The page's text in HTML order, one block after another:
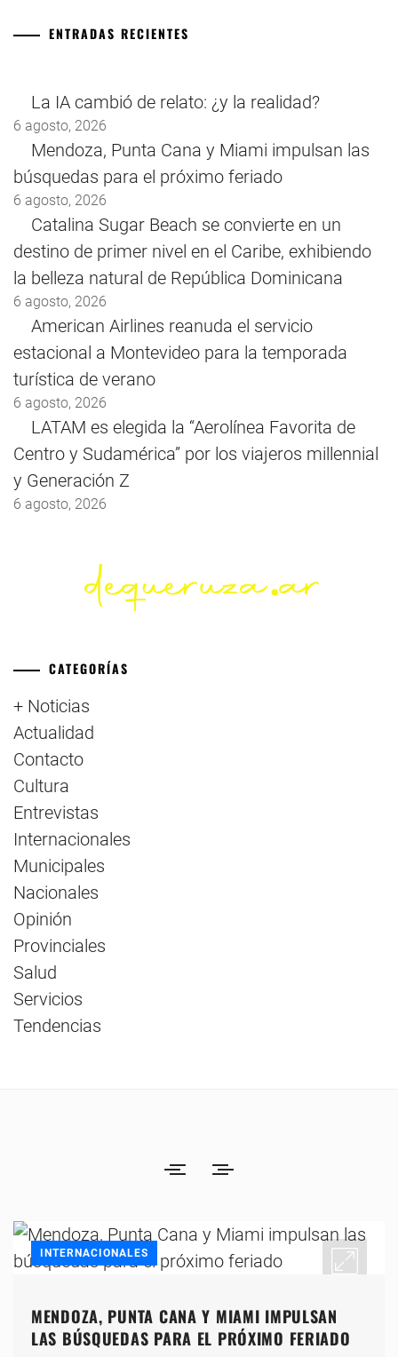
ENTRADAS RECIENTES
La IA cambió de relato: ¿y la realidad?
6 agosto, 2026
Mendoza, Punta Cana y Miami impulsan las
búsquedas para el próximo feriado
6 agosto, 2026
Catalina Sugar Beach se convierte en un
destino de primer nivel en el Caribe, exhibiendo
la belleza natural de República Dominicana
6 agosto, 2026
American Airlines reanuda el servicio
estacional a Montevideo para la temporada
turística de verano
6 agosto, 2026
LATAM es elegida la “Aerolínea Favorita de
Centro y Sudamérica” por los viajeros millennial
y Generación Z
6 agosto, 2026
CATEGORÍAS
+ Noticias
Actualidad
Contacto
Cultura
Entrevistas
Internacionales
Municipales
Nacionales
Opinión
Provinciales
Salud
Servicios
Tendencias
INTERNACIONALES
MENDOZA, PUNTA CANA Y MIAMI IMPULSAN
LAS BÚSQUEDAS PARA EL PRÓXIMO FERIADO